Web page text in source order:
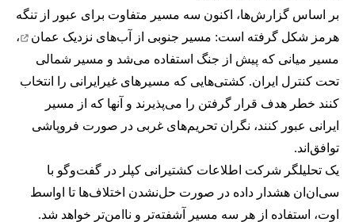
بر اساس گزارش‌ها، اکنون سه مسیر متفاوت برای عبور از تنگه
هرمز شکل گرفته است: مسیر جنوبی از
آب‌های نزدیک عمان
،
مسیر میانی که پیش از جنگ استفاده می‌شد و مسیر شمالی
تحت کنترل ایران. کشتی‌هایی که مسیرهای غیرایرانی را انتخاب
کنند خطر هدف قرار گرفتن را می‌پذیرند و آنها که از مسیر
ایرانی عبور کنند، نگران تحریم‌های غربی در صورت فروپاشی
توافق‌اند.
یک تحلیلگر شرکت اطلاعات کشتیرانی کپلر در گفت‌و‌گو با
سی‌ان‌ان هشدار داده در صورت حل‌نشدن اختلاف‌ها تا اواسط
اوت، استفاده از هر سه مسیر آشفته‌تر و ناامن‌تر خواهد شد.